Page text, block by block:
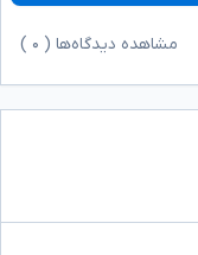
مشاهده دیدگاه‌ها ( ۰